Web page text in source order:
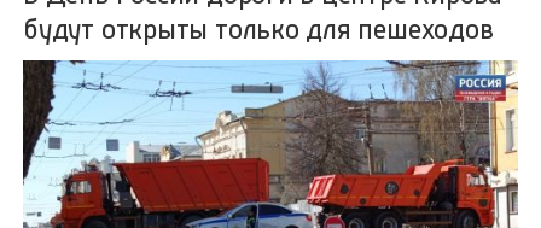
будут открыты только для пешеходов